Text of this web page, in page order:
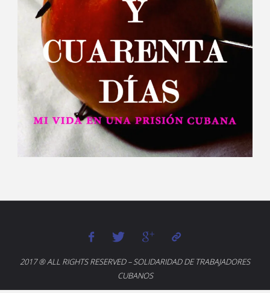
2017 ® ALL RIGHTS RESERVED – SOLIDARIDAD DE TRABAJADORES
CUBANOS